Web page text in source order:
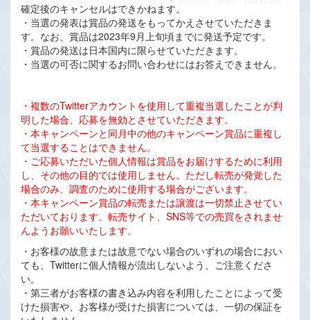
確定後のキャンセルはできかねます。
・当選の発表は賞品の発送をもってかえさせていただきま
す。なお、賞品は2023年9月上旬頃までに発送予定です。
・賞品の発送は日本国内に限らせていただきます。
・当選の可否に関するお問い合わせにはお答えできません。
・複数のTwitterアカウントを使用して重複当選したことが判
明した場合、応募を無効とさせていただきます。
・本キャンペーンと同月中の他のキャンペーン賞品に重複し
て当選することはできません。
・ご応募いただいた個人情報は賞品をお届けするために利用
し、その他の目的では使用しません。ただし転売が発覚した
場合のみ、調査のために使用する場合がございます。
・本キャンペーン賞品の転売または譲渡は一切禁止させてい
ただいております。転売サイト、SNS等での売買をされませ
んようお願いいたします。
・お客様の故意または故意でない場合のいずれの場合におい
ても、Twitterに個人情報が流出しないよう、ご注意くださ
い。
・第三者がお客様の書き込み内容を利用したことによって受
けた損害や、お客様が受けた損害については、一切の保証を